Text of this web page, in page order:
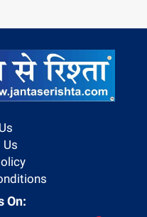
Us
On: